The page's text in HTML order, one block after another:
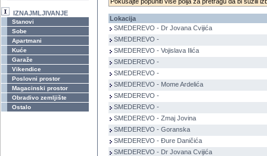
IZNAJMLJIVANJE
Stanovi
Sobe
Apartmani
Kuće
Garaže
Vikendice
Poslovni prostor
Magacinski prostor
Obradivo zemljište
Ostalo
Lokacija
SMEDEREVO - Dr Jovana Cvijića
SMEDEREVO -
SMEDEREVO - Vojislava Ilića
SMEDEREVO -
SMEDEREVO -
SMEDEREVO - Mome Ardelića
SMEDEREVO -
SMEDEREVO -
SMEDEREVO - Zmaj Jovina
SMEDEREVO - Goranska
SMEDEREVO - Đure Daničića
SMEDEREVO - Dr Jovana Cvijića